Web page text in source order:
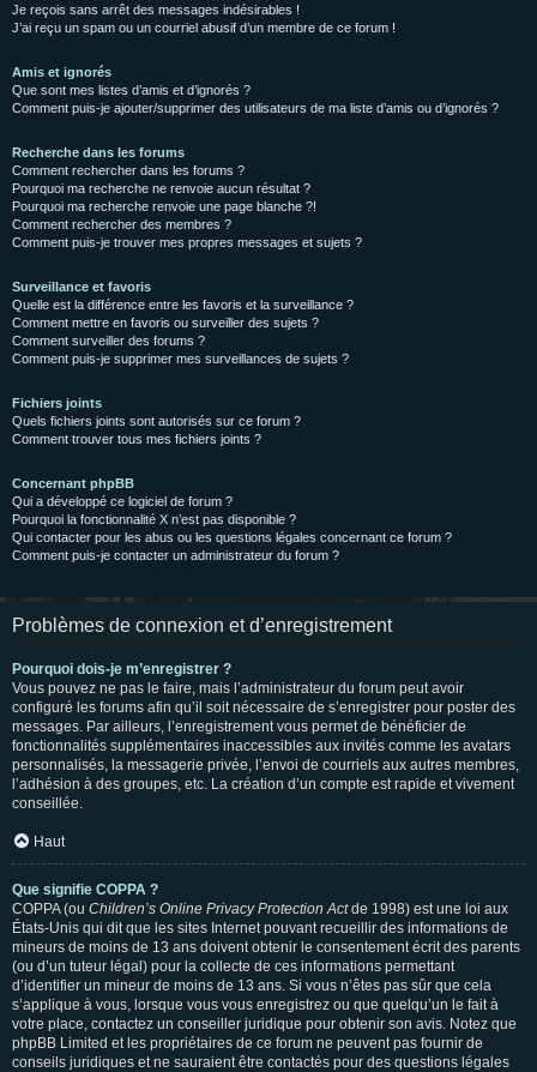
Je reçois sans arrêt des messages indésirables !
J’ai reçu un spam ou un courriel abusif d’un membre de ce forum !
Amis et ignorés
Que sont mes listes d’amis et d’ignorés ?
Comment puis-je ajouter/supprimer des utilisateurs de ma liste d’amis ou d’ignorés ?
Recherche dans les forums
Comment rechercher dans les forums ?
Pourquoi ma recherche ne renvoie aucun résultat ?
Pourquoi ma recherche renvoie une page blanche ?!
Comment rechercher des membres ?
Comment puis-je trouver mes propres messages et sujets ?
Surveillance et favoris
Quelle est la différence entre les favoris et la surveillance ?
Comment mettre en favoris ou surveiller des sujets ?
Comment surveiller des forums ?
Comment puis-je supprimer mes surveillances de sujets ?
Fichiers joints
Quels fichiers joints sont autorisés sur ce forum ?
Comment trouver tous mes fichiers joints ?
Concernant phpBB
Qui a développé ce logiciel de forum ?
Pourquoi la fonctionnalité X n’est pas disponible ?
Qui contacter pour les abus ou les questions légales concernant ce forum ?
Comment puis-je contacter un administrateur du forum ?
Problèmes de connexion et d’enregistrement
Pourquoi dois-je m’enregistrer ?
Vous pouvez ne pas le faire, mais l’administrateur du forum peut avoir
configuré les forums afin qu’il soit nécessaire de s’enregistrer pour poster des
messages. Par ailleurs, l’enregistrement vous permet de bénéficier de
fonctionnalités supplémentaires inaccessibles aux invités comme les avatars
personnalisés, la messagerie privée, l’envoi de courriels aux autres membres,
l’adhésion à des groupes, etc. La création d’un compte est rapide et vivement
conseillée.
Haut
Que signifie COPPA ?
COPPA (ou Children’s Online Privacy Protection Actde 1998) est une loi aux
États-Unis qui dit que les sites Internet pouvant recueillir des informations de
mineurs de moins de 13 ans doivent obtenir le consentement écrit des parents
(ou d’un tuteur légal) pour la collecte de ces informations permettant
d’identifier un mineur de moins de 13 ans. Si vous n’êtes pas sûr que cela
s’applique à vous, lorsque vous vous enregistrez ou que quelqu’un le fait à
votre place, contactez un conseiller juridique pour obtenir son avis. Notez que
phpBB Limited et les propriétaires de ce forum ne peuvent pas fournir de
conseils juridiques et ne sauraient être contactés pour des questions légales